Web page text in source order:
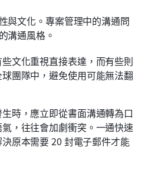
與文化。專案管理中的溝通問
溝通風格。
文化重視直接表達，而有些則
團隊中，避免使用可能無法翻
時，應立即從書面溝通轉為口
，往往會加劇衝突。一通快速
原本需要 20 封電子郵件才能